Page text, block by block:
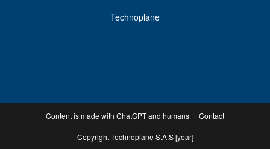
Technoplane
Contact
Content is made with ChatGPT and humans
Copyright Technoplane S.A.S [year]